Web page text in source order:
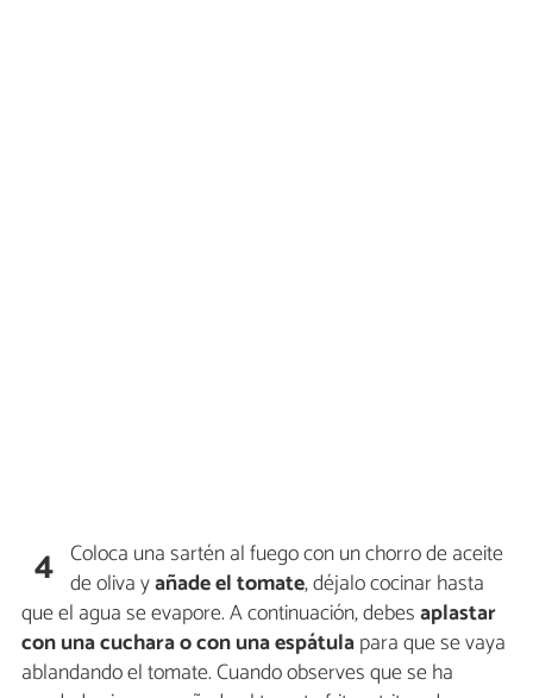
4 Coloca una sartén al fuego con un chorro de aceite
de oliva yañade el tomate, déjalo cocinar hasta
que el agua se evapore. A continuación, debesaplastar
con una cuchara o con una espátulapara que se vaya
ablandando el tomate. Cuando observes que se ha